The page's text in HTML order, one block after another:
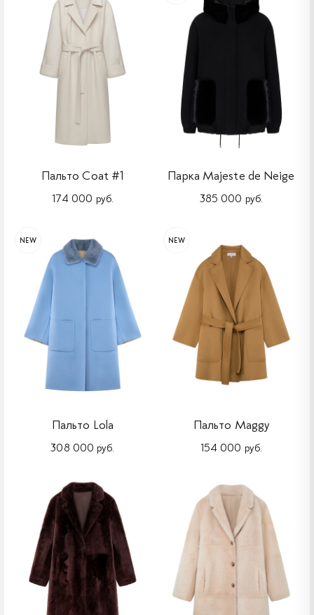
Пальто Coat #1
174 000 руб.
Парка Majeste de Neige
385 000 руб.
Пальто Lola
308 000 руб.
NEW
Пальто Maggy
154 000 руб.
NEW